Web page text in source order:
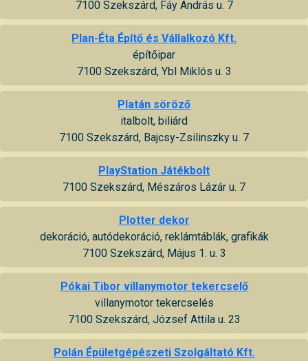
7100 Szekszárd, Fáy András u. 7
Plan-Éta Építő és Vállalkozó Kft.
építőipar
7100 Szekszárd, Ybl Miklós u. 3
Platán söröző
italbolt, biliárd
7100 Szekszárd, Bajcsy-Zsilinszky u. 7
PlayStation Játékbolt
7100 Szekszárd, Mészáros Lázár u. 7
Plotter dekor
dekoráció, autódekoráció, reklámtáblák, grafikák
7100 Szekszárd, Május 1. u. 3
Pókai Tibor villanymotor tekercselő
villanymotor tekercselés
7100 Szekszárd, József Attila u. 23
Polán Épületgépészeti Szolgáltató Kft.